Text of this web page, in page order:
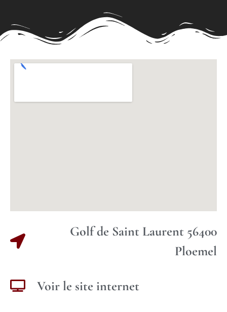
Golf de Saint Laurent 56400
Ploemel
Voir le site internet